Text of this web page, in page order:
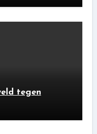
tegen